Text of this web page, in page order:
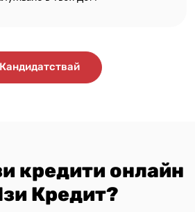
Кандидатствай
кредити онлайн
Кредит?